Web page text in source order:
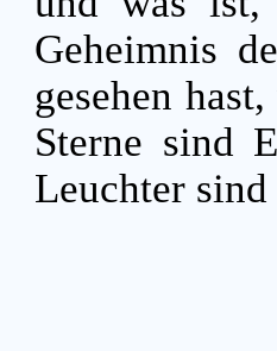
Geheimnis
gesehen
Sterne sind
Leuchter